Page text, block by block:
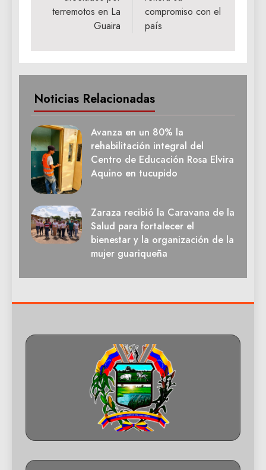
terremotos en La
Guaira
compromiso con el
país
Noticias Relacionadas
Avanza en un 80% la
rehabilitación integral del
Centro de Educación Rosa Elvira
Aquino en tucupido
Zaraza recibió la Caravana de la
Salud para fortalecer el
bienestar y la organización de la
mujer guariqueña